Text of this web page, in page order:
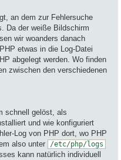
an dem zur Fehlersuche
Da der weiße Bildschirm
wir woanders danach
etwas in die Log-Datei
abgelegt werden. Wo finden
zwischen den verschiedenen
schnell gelöst, als
und wie konfiguriert
Log von PHP dort, wo PHP
also unter
/etc/php/logs
kann natürlich individuell